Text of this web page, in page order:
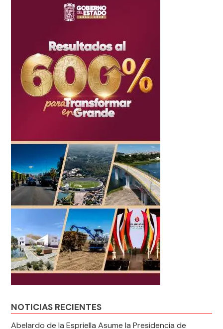
NOTICIAS RECIENTES
Abelardo de la Espriella Asume la Presidencia de